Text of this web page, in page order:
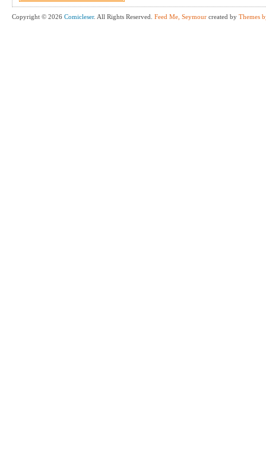
Copyright © 2026 Comicleser. All Rights Reserved. Feed Me, Seymour created by Themes